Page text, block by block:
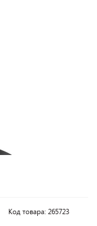
Код товара: 265723